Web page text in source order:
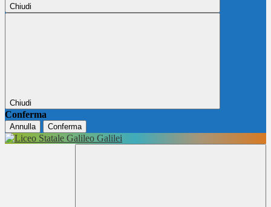
Chiudi
Chiudi
Conferma
Annulla Conferma